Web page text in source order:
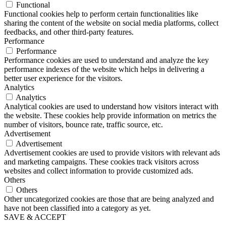
Functional
Functional cookies help to perform certain functionalities like
sharing the content of the website on social media platforms, collect
feedbacks, and other third-party features.
Performance
Performance
Performance cookies are used to understand and analyze the key
performance indexes of the website which helps in delivering a
better user experience for the visitors.
Analytics
Analytics
Analytical cookies are used to understand how visitors interact with
the website. These cookies help provide information on metrics the
number of visitors, bounce rate, traffic source, etc.
Advertisement
Advertisement
Advertisement cookies are used to provide visitors with relevant ads
and marketing campaigns. These cookies track visitors across
websites and collect information to provide customized ads.
Others
Others
Other uncategorized cookies are those that are being analyzed and
have not been classified into a category as yet.
SAVE & ACCEPT